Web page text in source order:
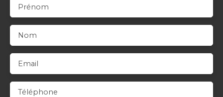
Prénom
Nom
Email
Téléphone